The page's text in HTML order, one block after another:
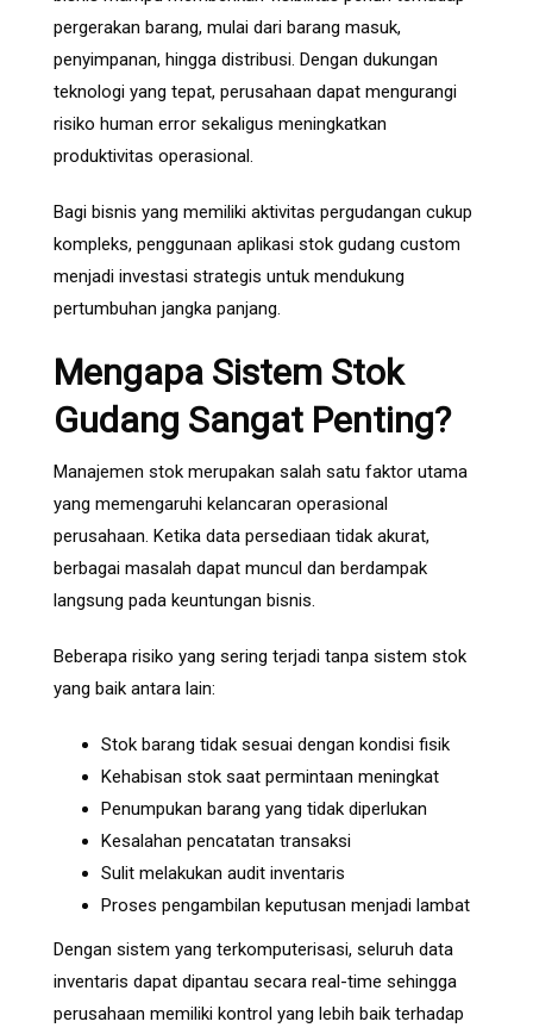
pergerakan barang, mulai dari barang masuk,
penyimpanan, hingga distribusi. Dengan dukungan
teknologi yang tepat, perusahaan dapat mengurangi
risiko human error sekaligus meningkatkan
produktivitas operasional.
Bagi bisnis yang memiliki aktivitas pergudangan cukup
kompleks, penggunaan aplikasi stok gudang custom
menjadi investasi strategis untuk mendukung
pertumbuhan jangka panjang.
Mengapa Sistem Stok
Gudang Sangat Penting?
Manajemen stok merupakan salah satu faktor utama
yang memengaruhi kelancaran operasional
perusahaan. Ketika data persediaan tidak akurat,
berbagai masalah dapat muncul dan berdampak
langsung pada keuntungan bisnis.
Beberapa risiko yang sering terjadi tanpa sistem stok
yang baik antara lain:
Stok barang tidak sesuai dengan kondisi fisik
Kehabisan stok saat permintaan meningkat
Penumpukan barang yang tidak diperlukan
Kesalahan pencatatan transaksi
Sulit melakukan audit inventaris
Proses pengambilan keputusan menjadi lambat
Dengan sistem yang terkomputerisasi, seluruh data
inventaris dapat dipantau secara real-time sehingga
perusahaan memiliki kontrol yang lebih baik terhadap